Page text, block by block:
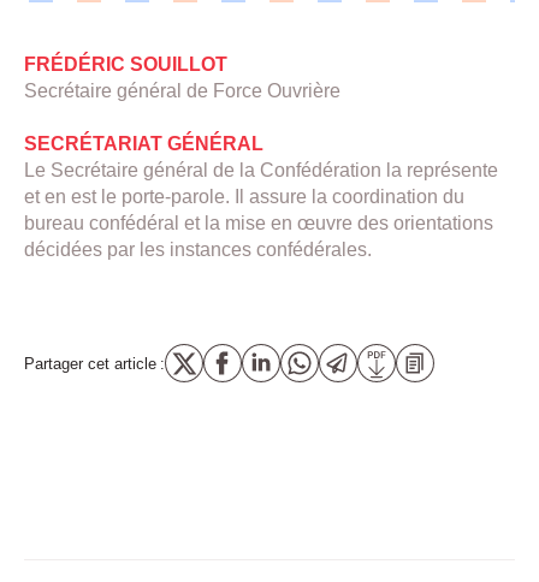
FRÉDÉRIC SOUILLOT
Secrétaire général de Force Ouvrière
SECRÉTARIAT GÉNÉRAL
Le Secrétaire général de la Confédération la représente
et en est le porte-parole. Il assure la coordination du
bureau confédéral et la mise en œuvre des orientations
décidées par les instances confédérales.
Partager cet article :